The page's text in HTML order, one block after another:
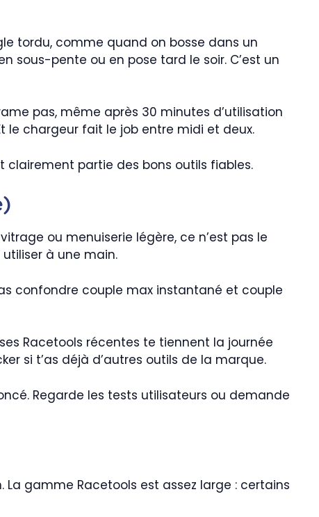
tordu, comme quand on bosse dans un
sous-pente ou en pose tard le soir. C’est un
pas, même après 30 minutes d’utilisation
le chargeur fait le job entre midi et deux.
clairement partie des bons outils fiables.
ou menuiserie légère, ce n’est pas le
utiliser à une main.
confondre couple max instantané et couple
Racetools récentes te tiennent la journée
si t’as déjà d’autres outils de la marque.
Regarde les tests utilisateurs ou demande
La gamme Racetools est assez large : certains